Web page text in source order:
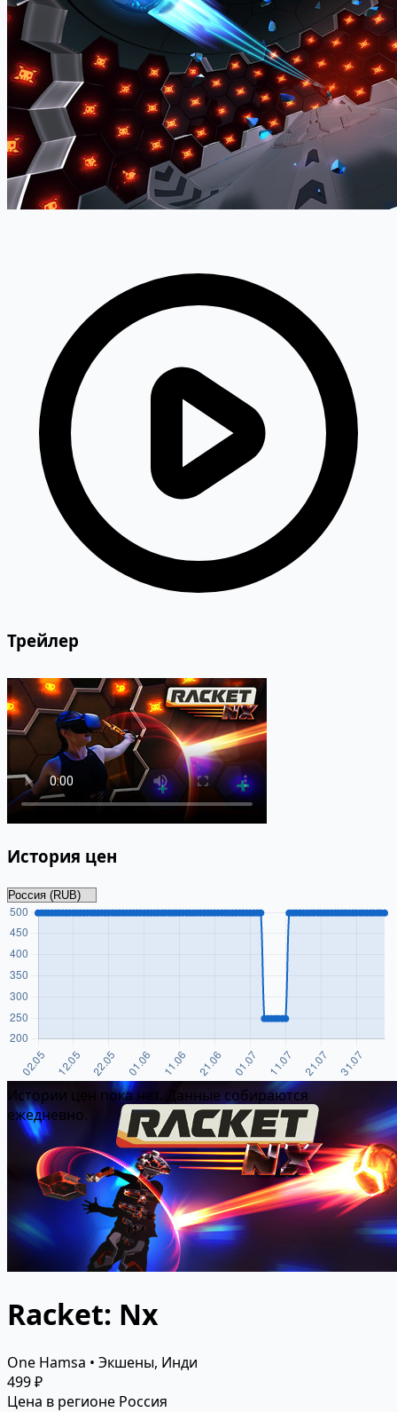
Трейлер
История цен
Истории цен пока нет. Данные собираются
ежедневно.
Racket: Nx
One Hamsa • Экшены, Инди
499 ₽
Цена в регионе Россия